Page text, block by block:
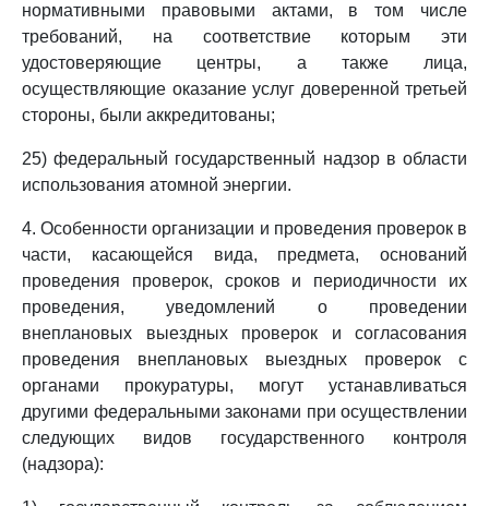
нормативными правовыми актами, в том числе
требований, на соответствие которым эти
удостоверяющие центры, а также лица,
осуществляющие оказание услуг доверенной третьей
стороны, были аккредитованы;
25) федеральный государственный надзор в области
использования атомной энергии.
4. Особенности организации и проведения проверок в
части, касающейся вида, предмета, оснований
проведения проверок, сроков и периодичности их
проведения, уведомлений о проведении
внеплановых выездных проверок и согласования
проведения внеплановых выездных проверок с
органами прокуратуры, могут устанавливаться
другими федеральными законами при осуществлении
следующих видов государственного контроля
(надзора):